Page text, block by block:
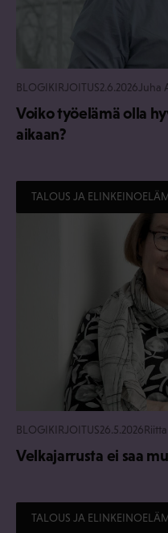
BLOGIKIRJOITUS2.6.2026 Juha
Voiko työelämä olla
aikaan?
TALOUS JA
BLOGIKIRJOITUS26.5.2026
Velkajarrusta ei saa
TALOUS JA